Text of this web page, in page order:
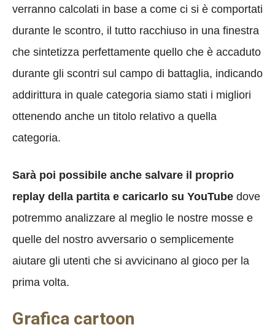
verranno calcolati in base a come ci si è comportati
durante le scontro, il tutto racchiuso in una finestra
che sintetizza perfettamente quello che è accaduto
durante gli scontri sul campo di battaglia, indicando
addirittura in quale categoria siamo stati i migliori
ottenendo anche un titolo relativo a quella
categoria.
Sarà poi possibile anche salvare il proprio
replay della partita e caricarlo su YouTube dove
potremmo analizzare al meglio le nostre mosse e
quelle del nostro avversario o semplicemente
aiutare gli utenti che si avvicinano al gioco per la
prima volta.
Grafica cartoon